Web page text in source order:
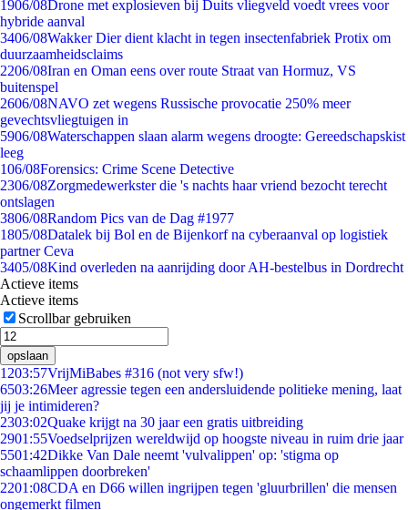
1906/08Drone met explosieven bij Duits vliegveld voedt vrees voor
hybride aanval
3406/08Wakker Dier dient klacht in tegen insectenfabriek Protix om
duurzaamheidsclaims
2206/08Iran en Oman eens over route Straat van Hormuz, VS
buitenspel
2606/08NAVO zet wegens Russische provocatie 250% meer
gevechtsvliegtuigen in
5906/08Waterschappen slaan alarm wegens droogte: Gereedschapskist
leeg
106/08Forensics: Crime Scene Detective
2306/08Zorgmedewerkster die 's nachts haar vriend bezocht terecht
ontslagen
3806/08Random Pics van de Dag #1977
1805/08Datalek bij Bol en de Bijenkorf na cyberaanval op logistiek
partner Ceva
3405/08Kind overleden na aanrijding door AH-bestelbus in Dordrecht
Actieve items
Actieve items
Scrollbar gebruiken
opslaan
1203:57VrijMiBabes #316 (not very sfw!)
6503:26Meer agressie tegen een andersluidende politieke mening, laat
jij je intimideren?
2303:02Quake krijgt na 30 jaar een gratis uitbreiding
2901:55Voedselprijzen wereldwijd op hoogste niveau in ruim drie jaar
5501:42Dikke Van Dale neemt 'vulvalippen' op: 'stigma op
schaamlippen doorbreken'
2201:08CDA en D66 willen ingrijpen tegen 'gluurbrillen' die mensen
ongemerkt filmen